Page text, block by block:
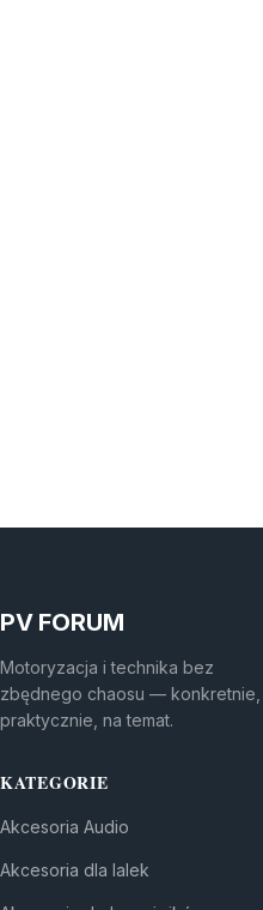
PV FORUM
Motoryzacja i technika bez
zbędnego chaosu — konkretnie,
praktycznie, na temat.
KATEGORIE
Akcesoria Audio
Akcesoria dla lalek